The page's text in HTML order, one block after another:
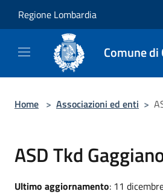
Regione Lombardia
Comune di
Home > Associazioni ed enti >
ASD Tkd
Ultimo aggiornamento: 11